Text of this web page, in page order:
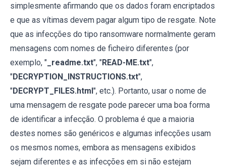
simplesmente afirmando que os dados foram encriptados
e que as vítimas devem pagar algum tipo de resgate. Note
que as infecções do tipo ransomware normalmente geram
mensagens com nomes de ficheiro diferentes (por
exemplo, " _readme.txt", "READ-ME.txt",
"DECRYPTION_INSTRUCTIONS.txt",
"DECRYPT_FILES.html", etc.). Portanto, usar o nome de
uma mensagem de resgate pode parecer uma boa forma
de identificar a infecção. O problema é que a maioria
destes nomes são genéricos e algumas infecções usam
os mesmos nomes, embora as mensagens exibidos
sejam diferentes e as infecções em si não estejam